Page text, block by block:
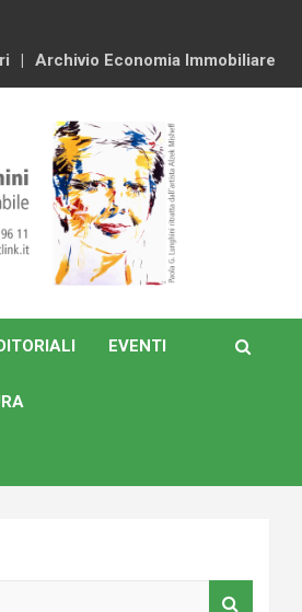
Archivio Economia Immobiliare
EVENTI